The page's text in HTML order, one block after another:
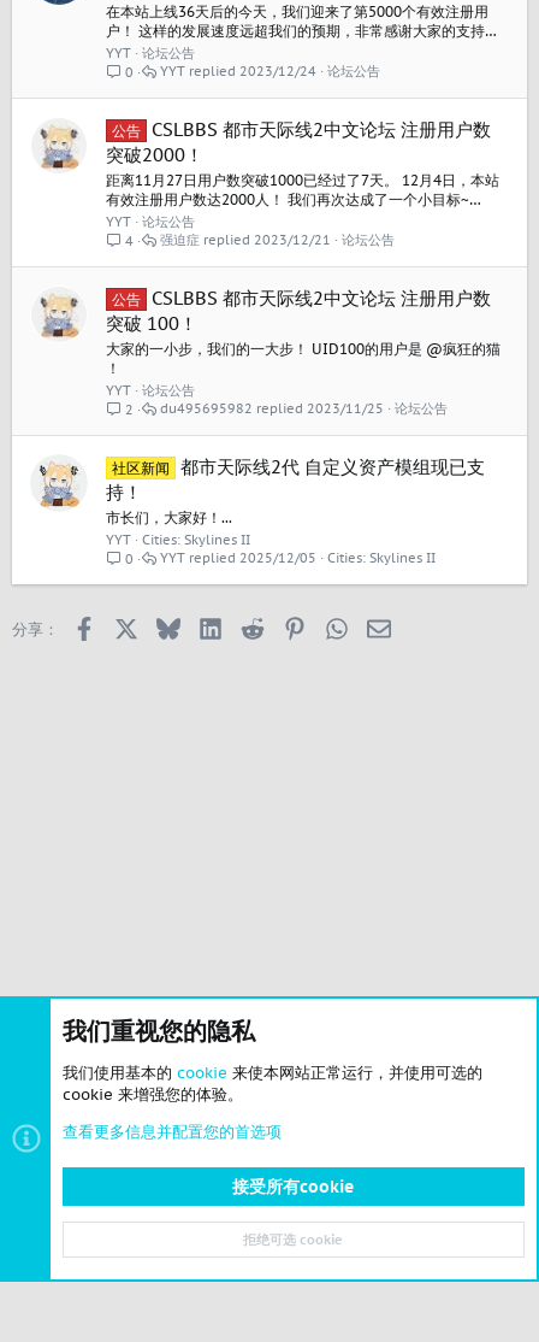
在本站上线36天后的今天，我们迎来了第5000个有效注册用
户！ 这样的发展速度远超我们的预期，非常感谢大家的支持和
喜爱~ 通过加入广告我们可以一定程度上缓解运营开支压力，今
后也会继续努力为大家打造更好用的天际线交流平台和工具！
YYT
论坛公告
0
论坛公告
2023/12/24
YYT
公告
CSLBBS 都市天际线2中文论坛 注册用户数
突破2000！
距离11月27日用户数突破1000已经过了7天。 12月4日，本站
有效注册用户数达2000人！ 我们再次达成了一个小目标~
fanbing
YYT
论坛公告
4
论坛公告
2023/12/21
强迫症
公告
CSLBBS 都市天际线2中文论坛 注册用户数
突破 100！
大家的一小步，我们的一大步！ UID100的用户是 @疯狂的猫
！
YYT
论坛公告
2
论坛公告
2023/11/25
du495695982
社区新闻
都市天际线2代 自定义资产模组现已支
持！
市长们，大家好！...
YYT
Cities: Skylines II
0
Cities: Skylines II
2025/12/05
YYT
分享： Facebook BlueskyLinkedIn
Reddit PinterestWhatsApp
邮箱
我们重视您的隐私
我们使用基本的 cookie 来使本网站正常运行，并使用可选的
cookie 来增强您的体验。
查看更多信息并配置您的首选项
接受所有cookie
拒绝可选 cookie